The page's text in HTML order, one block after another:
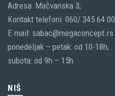
Adresa: Mačvanska 3;
Kontakt telefoni: 060/ 345 64 00
E mail: sabac@megaconcept.rs
ponedeljak – petak: od 10-18h;
subota: od 9h – 15h
NIŠ